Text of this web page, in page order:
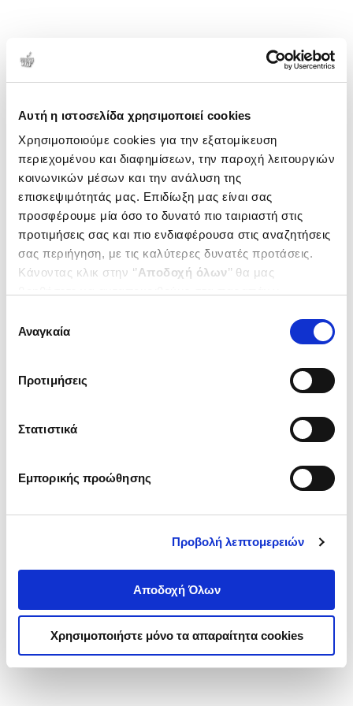
Αυτή η ιστοσελίδα χρησιμοποιεί cookies
Χρησιμοποιούμε cookies για την εξατομίκευση
περιεχομένου και διαφημίσεων, την παροχή λειτουργιών
κοινωνικών μέσων και την ανάλυση της
επισκεψιμότητάς μας. Επιδίωξη μας είναι σας
προσφέρουμε μία όσο το δυνατό πιο ταιριαστή στις
προτιμήσεις σας και πιο ενδιαφέρουσα στις αναζητήσεις
σας περιήγηση, με τις καλύτερες δυνατές προτάσεις.
Κάνοντας κλικ στην ‘’Αποδοχή όλων’’ θα μας
ενδιαφέρουν και να επιλέξετε από τα παρακάτω με την
΄΄και να ενημερωθείτε σχετικά με
συγκατάθεσης
Αναγκαία
Προτιμήσεις
Στατιστικά
Εμπορικής προώθησης
Προβολή λεπτομερειών
Αποδοχή Όλων
Χρησιμοποιήστε μόνο τα απαραίτητα cookies